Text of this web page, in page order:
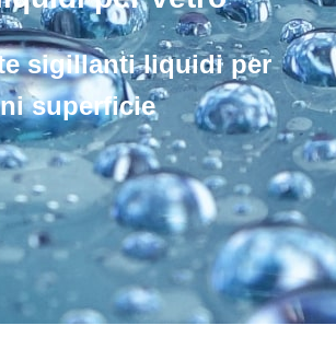
sigillanti liquidi per
superficie